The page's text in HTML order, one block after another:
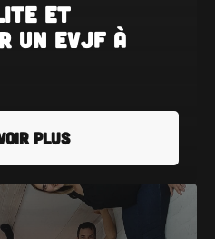
et
EVJF à
PLUS